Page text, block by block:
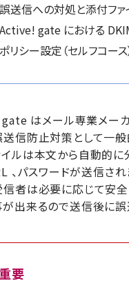
誤送信への対処と添付フ
Active! gate における
ポリシー設定（セルフコース
はメール専業メーカ
送信防止対策として一
ルは本文から自動的に
、パスワードが送信され
者は必要に応じて安
出来るので送信後に
重要